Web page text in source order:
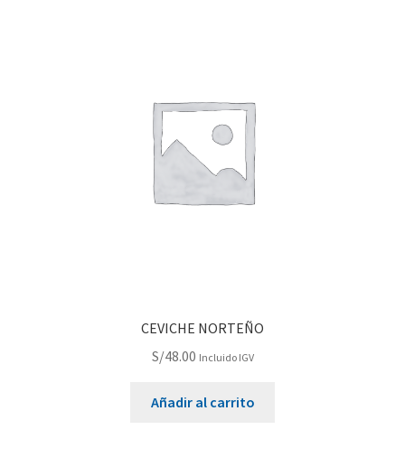
CEVICHE NORTEÑO
S/48.00 Incluido IGV
Añadir al carrito